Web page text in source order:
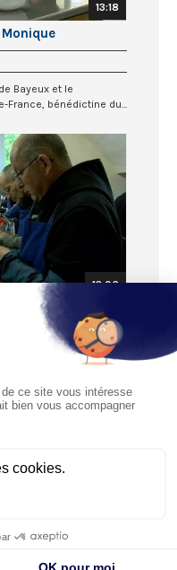
13:18
Bayeux et le
France, bénédictine du...
13:06
des Monastères vous